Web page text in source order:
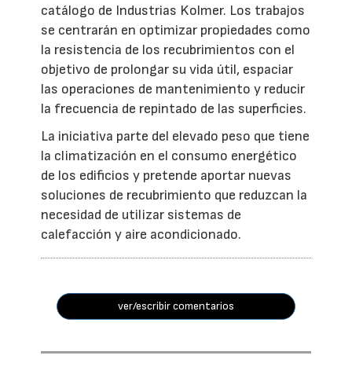
catálogo de Industrias Kolmer. Los trabajos
se centrarán en optimizar propiedades como
la resistencia de los recubrimientos con el
objetivo de prolongar su vida útil, espaciar
las operaciones de mantenimiento y reducir
la frecuencia de repintado de las superficies.
La iniciativa parte del elevado peso que tiene
la climatización en el consumo energético
de los edificios y pretende aportar nuevas
soluciones de recubrimiento que reduzcan la
necesidad de utilizar sistemas de
calefacción y aire acondicionado.
ver/escribir comentarios